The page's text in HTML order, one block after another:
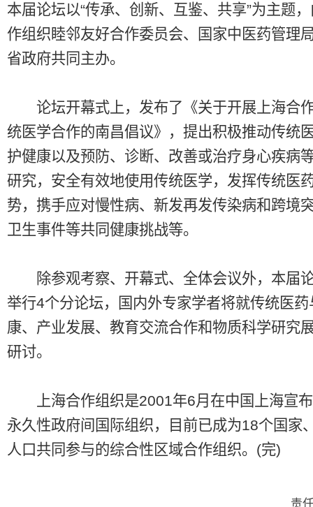
本届论坛以“传承、创新、互鉴、共享”为主题
作组织睦邻友好合作委员会、国家中医药管理
省政府共同主办。
论坛开幕式上，发布了《关于开展上海合
统医学合作的南昌倡议》，提出积极推动传统
护健康以及预防、诊断、改善或治疗身心疾病
研究，安全有效地使用传统医学，发挥传统医
势，携手应对慢性病、新发再发传染病和跨境
卫生事件等共同健康挑战等。
除参观考察、开幕式、全体会议外，本届
举行4个分论坛，国内外专家学者将就传统医药
康、产业发展、教育交流合作和物质科学研究
研讨。
上海合作组织是2001年6月在中国上海宣
永久性政府间国际组织，目前已成为18个国家
人口共同参与的综合性区域合作组织。(完)
责